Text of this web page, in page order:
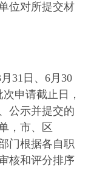
位对所提交材
31日、6月30
申请截止日，
公示并提交的
，市、区
门根据各自职
核和评分排序